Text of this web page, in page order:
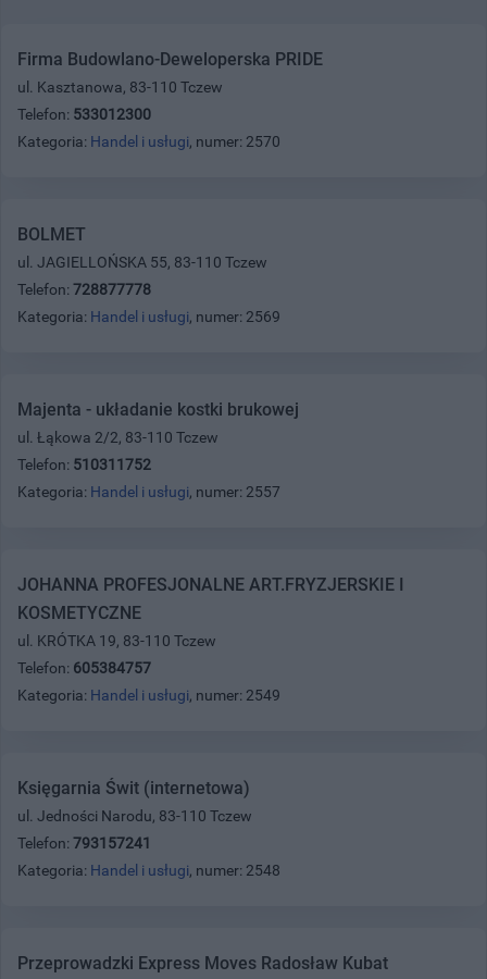
Firma Budowlano-Deweloperska PRIDE
ul. Kasztanowa, 83-110 Tczew
Telefon: 533012300
Kategoria: Handel i usługi, numer: 2570
BOLMET
ul. JAGIELLOŃSKA 55, 83-110 Tczew
Telefon: 728877778
Kategoria: Handel i usługi, numer: 2569
Majenta - układanie kostki brukowej
ul. Łąkowa 2/2, 83-110 Tczew
Telefon: 510311752
Kategoria: Handel i usługi, numer: 2557
JOHANNA PROFESJONALNE ART.FRYZJERSKIE I
KOSMETYCZNE
ul. KRÓTKA 19, 83-110 Tczew
Telefon: 605384757
Kategoria: Handel i usługi, numer: 2549
Księgarnia Świt (internetowa)
ul. Jedności Narodu, 83-110 Tczew
Telefon: 793157241
Kategoria: Handel i usługi, numer: 2548
Przeprowadzki Express Moves Radosław Kubat